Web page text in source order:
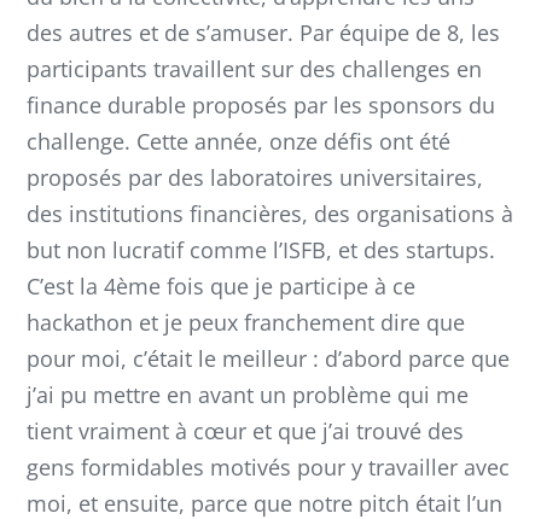
des autres et de s’amuser. Par équipe de 8, les
participants travaillent sur des challenges en
finance durable proposés par les sponsors du
challenge. Cette année, onze défis ont été
proposés par des laboratoires universitaires,
des institutions financières, des organisations à
but non lucratif comme l’ISFB, et des startups.
C’est la 4ème fois que je participe à ce
hackathon et je peux franchement dire que
pour moi, c’était le meilleur : d’abord parce que
j’ai pu mettre en avant un problème qui me
tient vraiment à cœur et que j’ai trouvé des
gens formidables motivés pour y travailler avec
moi, et ensuite, parce que notre pitch était l’un